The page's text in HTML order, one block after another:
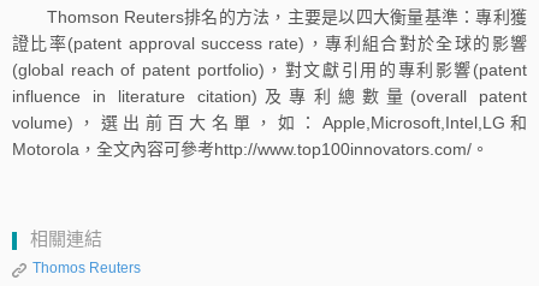
Thomson Reuters排名的方法，主要是以四大衡量基準：專利獲
證比率(patent approval success rate)，專利組合對於全球的影響
(global reach of patent portfolio)，對文獻引用的專利影響(patent
influence in literature citation)及專利總數量(overall patent
volume)，選出前百大名單，如：Apple,Microsoft,Intel,LG和
Motorola，全文內容可參考http://www.top100innovators.com/。
相關連結
Thomos Reuters